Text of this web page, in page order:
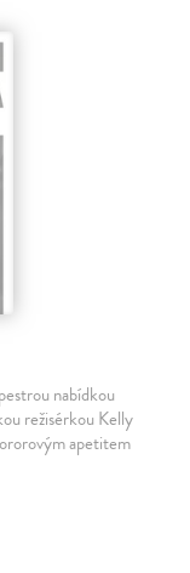
nabídkou
režisérkou Kelly
apetitem